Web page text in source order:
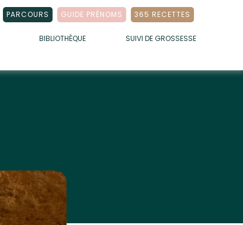
PARCOURS GUIDE PRÉNOMS 365 RECETTES
BIBLIOTHÈQUE SUIVI DE GROSSESSE